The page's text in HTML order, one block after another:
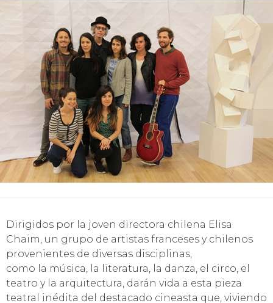
Dirigidos por la joven directora chilena Elisa
Chaim, un grupo de artistas franceses y chilenos
provenientes de diversas disciplinas,
como la música, la literatura, la danza, el circo, el
teatro y la arquitectura, darán vida a esta pieza
teatral inédita del destacado cineasta que, viviendo